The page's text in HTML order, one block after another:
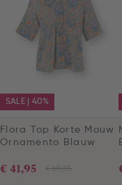
SALE | 40%
Flora Top Korte Mouw
Ornamento Blauw
€ 69,95
€ 41,95